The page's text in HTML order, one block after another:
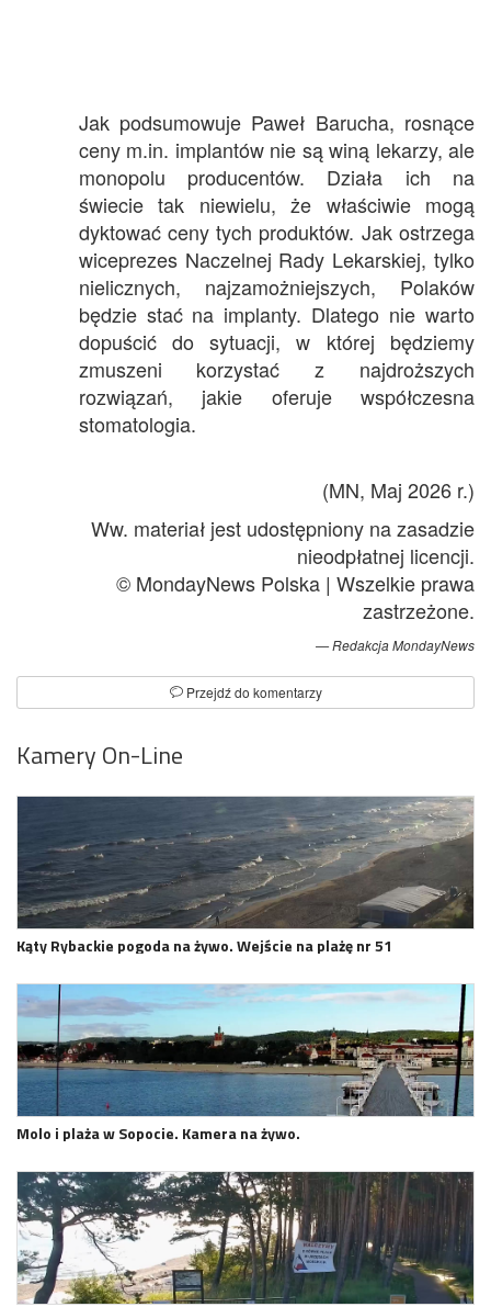
Jak podsumowuje Paweł Barucha, rosnące
ceny m.in. implantów nie są winą lekarzy, ale
monopolu producentów. Działa ich na
świecie tak niewielu, że właściwie mogą
dyktować ceny tych produktów. Jak ostrzega
wiceprezes Naczelnej Rady Lekarskiej, tylko
nielicznych, najzamożniejszych, Polaków
będzie stać na implanty. Dlatego nie warto
dopuścić do sytuacji, w której będziemy
zmuszeni korzystać z najdroższych
rozwiązań, jakie oferuje współczesna
stomatologia.
(MN, Maj 2026 r.)
Ww. materiał jest udostępniony na zasadzie
nieodpłatnej licencji.
© MondayNews Polska | Wszelkie prawa
zastrzeżone.
Redakcja MondayNews
Przejdź do komentarzy
Kamery On-Line
Kąty Rybackie pogoda na żywo. Wejście na plażę nr 51
Molo i plaża w Sopocie. Kamera na żywo.